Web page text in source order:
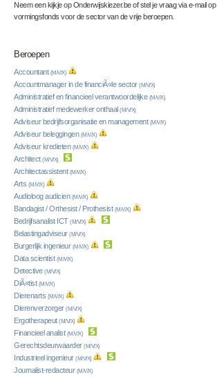
Neem een kijkje op Onderwijskiezer.be of stel je vraag via e-mail op
vormingsfonds voor de sector van de vrije beroepen.
Beroepen
Accountant (M/V/X)
Accountmanager in de financiÃ«le sector (M/V/X)
Administratief en financieel verantwoordelijke (M/V/X)
Administratief medewerker onthaal (M/V/X)
Adviseur bedrijfsorganisatie en management (M/V/X)
Adviseur beleggingen (M/V/X)
Adviseur kredieten (M/V/X)
Architect (M/V/X)
Architectassistent (M/V/X)
Arts (M/V/X)
Audioloog audicien (M/V/X)
Bandagist / Orthesist / Prothesist (M/V/X)
Bedrijfsanalist ICT (M/V/X)
Belastingadviseur (M/V/X)
Burgerlijk ingenieur (M/V/X)
Data scientist (M/V/X)
Detective (M/V/X)
DiÃ«tist (M/V/X)
Dierenarts (M/V/X)
Dierenverzorger (M/V/X)
Ergotherapeut (M/V/X)
Financieel analist (M/V/X)
Gerechtsdeurwaarder (M/V/X)
Industrieel ingenieur (M/V/X)
Journalist-redacteur (M/V/X)